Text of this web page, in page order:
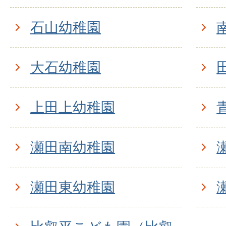
石山幼稚園
大石幼稚園
上田上幼稚園
瀬田南幼稚園
瀬田東幼稚園